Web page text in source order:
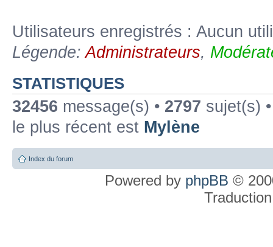
Utilisateurs enregistrés : Aucun
Légende:Administrateurs,
STATISTIQUES
32456 message(s) • 2797 sujet(s)
le plus récent est Mylène
Index du forum
Powered by phpBB ©